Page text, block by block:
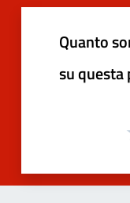
Quanto
su questa